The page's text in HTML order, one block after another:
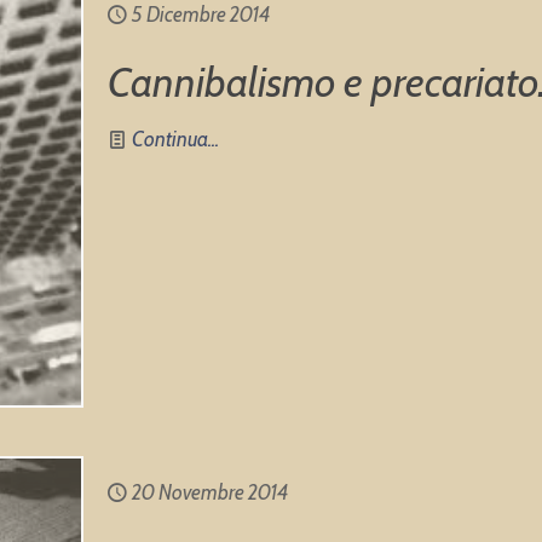
5 Dicembre 2014
Cannibalismo e
Continua...
20 Novembre 2014